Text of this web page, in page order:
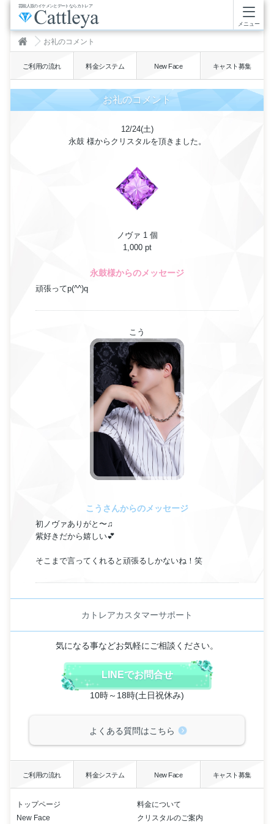
芸能人並のイケメンとデートならカトレア
メニュー
お礼のコメント
ご利用の流れ 料金システム New Face キャスト募集
お礼のコメント
12/24(土)
永鼓 様からクリスタルを頂きました。
ノヴァ 1 個
1,000 pt
永鼓様からのメッセージ
頑張ってp(^^)q
こう
こうさんからのメッセージ
初ノヴァありがと〜♫
紫好きだから嬉しい💕
そこまで言ってくれると頑張るしかないね！笑
カトレアカスタマーサポート
気になる事などお気軽にご相談ください。
LINEでお問合せ
10時～18時(土日祝休み)
よくある質問はこちら
ご利用の流れ 料金システム New Face キャスト募集
トップページ
New Face
料金について
クリスタルのご案内